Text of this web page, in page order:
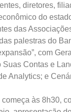
diretores,
do
das
palestras do
com
Contas e
Analytics; e
às 8h30,